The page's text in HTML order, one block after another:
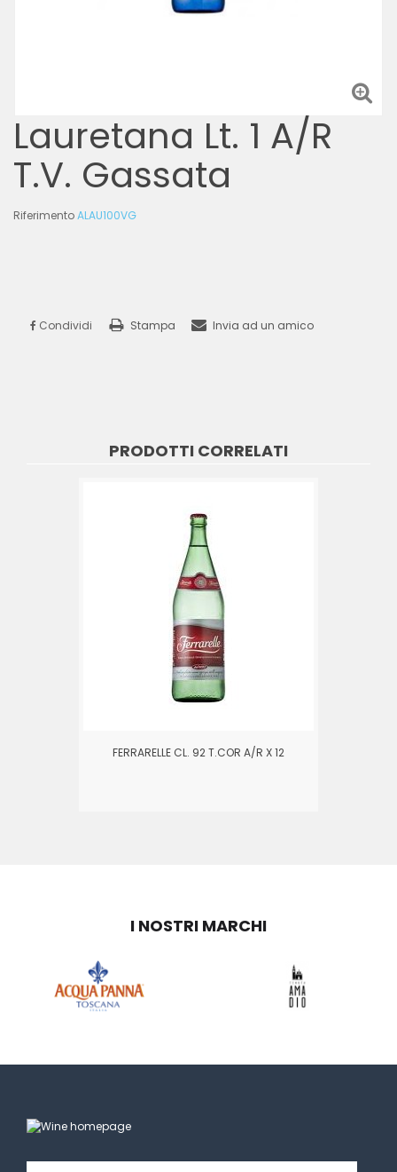
Lauretana Lt. 1 A/R
T.V. Gassata
RiferimentoALAU100VG
Stampa Invia ad un amico
Condividi
PRODOTTI CORRELATI
FERRARELLE CL. 92 T.COR A/R X 12
I NOSTRI MARCHI